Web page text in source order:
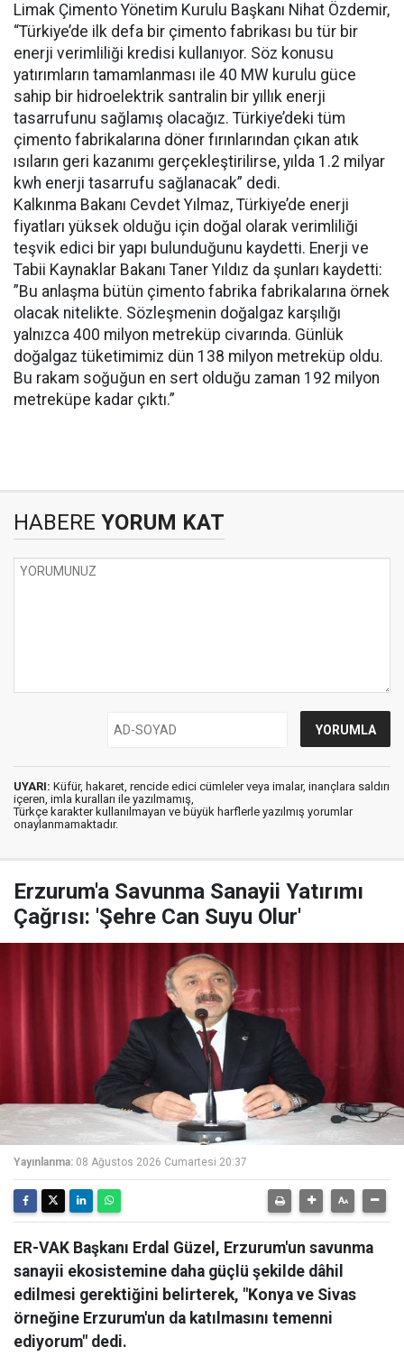
Limak Çimento Yönetim Kurulu Başkanı Nihat Özdemir,
“Türkiye’de ilk defa bir çimento fabrikası bu tür bir
enerji verimliliği kredisi kullanıyor. Söz konusu
yatırımların tamamlanması ile 40 MW kurulu güce
sahip bir hidroelektrik santralin bir yıllık enerji
tasarrufunu sağlamış olacağız. Türkiye’deki tüm
çimento fabrikalarına döner fırınlarından çıkan atık
ısıların geri kazanımı gerçekleştirilirse, yılda 1.2 milyar
kwh enerji tasarrufu sağlanacak” dedi.
Kalkınma Bakanı Cevdet Yılmaz, Türkiye’de enerji
fiyatları yüksek olduğu için doğal olarak verimliliği
teşvik edici bir yapı bulunduğunu kaydetti. Enerji ve
Tabii Kaynaklar Bakanı Taner Yıldız da şunları kaydetti:
”Bu anlaşma bütün çimento fabrika fabrikalarına örnek
olacak nitelikte. Sözleşmenin doğalgaz karşılığı
yalnızca 400 milyon metreküp civarında. Günlük
doğalgaz tüketimimiz dün 138 milyon metreküp oldu.
Bu rakam soğuğun en sert olduğu zaman 192 milyon
metreküpe kadar çıktı.”
HABERE YORUM KAT
UYARI: Küfür, hakaret, rencide edici cümleler veya imalar, inançlara saldırı
içeren, imla kuralları ile yazılmamış,
Türkçe karakter kullanılmayan ve büyük harflerle yazılmış yorumlar
onaylanmamaktadır.
Erzurum'a Savunma Sanayii Yatırımı
Çağrısı: 'Şehre Can Suyu Olur'
Yayınlanma: 08 Ağustos 2026 Cumartesi 20:37
ER-VAK Başkanı Erdal Güzel, Erzurum'un savunma
sanayii ekosistemine daha güçlü şekilde dâhil
edilmesi gerektiğini belirterek, "Konya ve Sivas
örneğine Erzurum'un da katılmasını temenni
ediyorum" dedi.